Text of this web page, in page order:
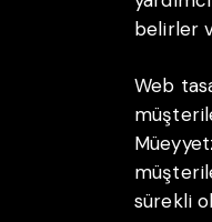
belirler
Web
sürekli